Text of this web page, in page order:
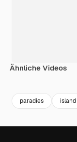
Ähnliche Videos
paradies island